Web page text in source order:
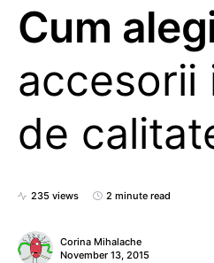
Cum
accesorii
de
235 views 2 minute read
Corina Mihalache
November 13, 2015